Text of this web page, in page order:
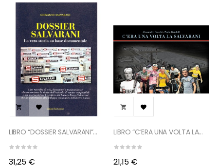
 
LIBRO “DOSSIER SALVARANI”...
31,25 €
 
LIBRO “C’ERA UNA VOLTA LA...
21,15 €